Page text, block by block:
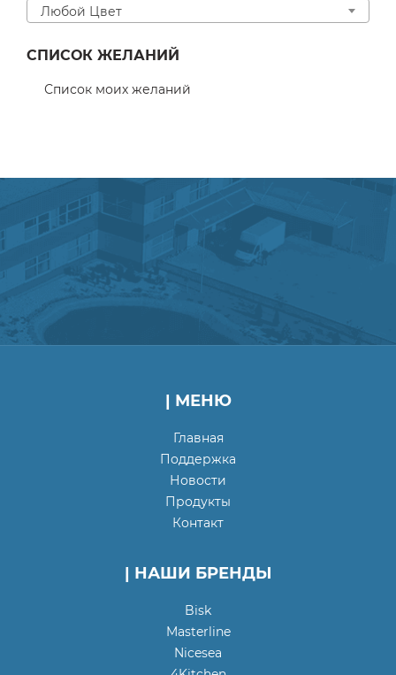
Любой Цвет
СПИСОК ЖЕЛАНИЙ
Список моих желаний
| МЕНЮ
Главная
Поддержка
Новости
Продукты
Контакт
| НАШИ БРЕНДЫ
Bisk
Masterline
Nicesea